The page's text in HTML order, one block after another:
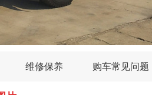
维修保养 购车常见问题